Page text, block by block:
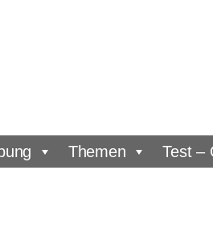
Themen Test –